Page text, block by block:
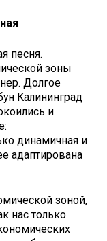
песня.
зоны
Долгое
Калининград
и
динамичная и
адаптирована
зоной,
нас только